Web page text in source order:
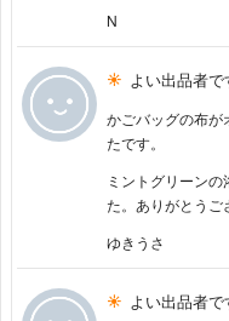
N
よい出品者で
かごバッグの布が
たです。
ミントグリーン
た。ありがとうご
ゆきうさ
よい出品者で